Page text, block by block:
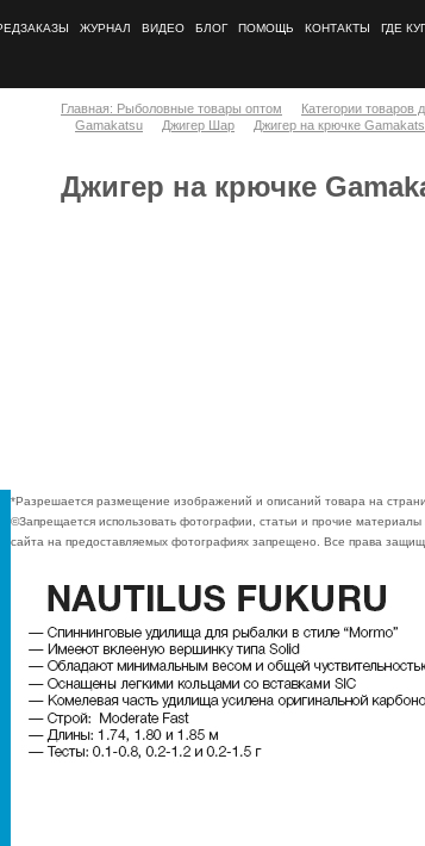
ЖУРНАЛ ВИДЕО БЛОГ ПОМОЩЬ КОНТАКТЫ ГДЕ
Главная: Рыболовные товары оптом Категории товаров
Gamakatsu
Джигер Шар Джигер на крючке
Джигер на крючке
*Разрешается размещение изображений и описаний товара на
©Запрещается использовать фотографии, статьи и прочие
сайта на предоставляемых фотографиях запрещено. Все права